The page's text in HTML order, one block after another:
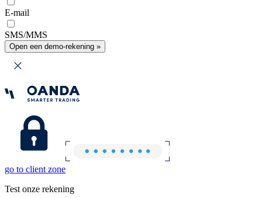
E-mail
SMS/MMS
Open een demo-rekening »
go to client zone
Test onze rekening